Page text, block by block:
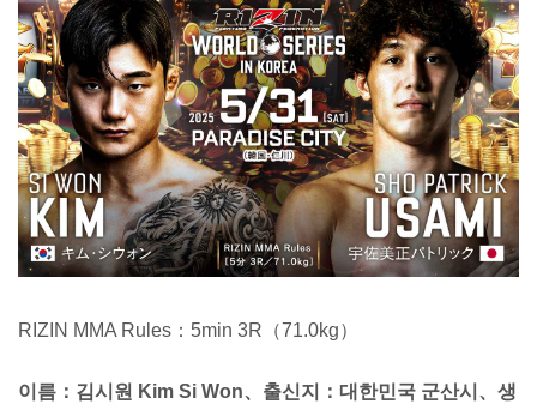
RIZIN MMA Rules：5min 3R（71.0kg）
이름：김시원 Kim Si Won、출신지：대한민국 군산시、생